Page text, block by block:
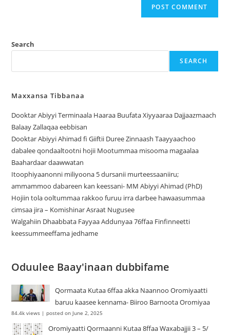
Search
SEARCH
Maxxansa Tibbanaa
Dooktar Abiyyi Terminaala Haaraa Buufata Xiyyaaraa Dajjaazmaach
Balaay Zallaqaa eebbisan
Dooktar Abiyyi Ahimad fi Giiftii Duree Zinnaash Taayyaachoo
dabalee qondaaltootni hojii Mootummaa misooma magaalaa
Baahardaar daawwatan
Itoophiyaanonni miliyoona 5 dursanii murteessaaniiru;
ammammoo dabareen kan keessani- MM Abiyyi Ahimad (PhD)
Hojiin tola ooltummaa rakkoo furuu irra darbee hawaasummaa
cimsaa jira – Komishinar Asraat Nugusee
Walgahiin Dhaabbata Fayyaa Addunyaa 76ffaa Finfinneetti
keessummeeffama jedhame
Oduulee Baay'inaan dubbifame
Qormaata Kutaa 6ffaa akka Naannoo Oromiyaatti
baruu kaasee kennama- Biiroo Barnoota Oromiyaa
84.4k views |posted on June 2, 2025
Oromiyaatti Qormaanni Kutaa 8ffaa Waxabajjii 3 – 5/